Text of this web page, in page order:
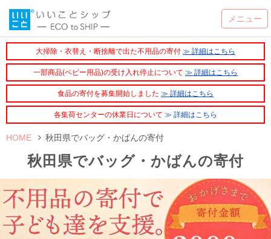
大掃除・衣替え・断捨離で出た不用品の寄付 ≫ 詳細はこちら
一部商品(ベビー用品)の受け入れ停止について ≫ 詳細はこちら
食品の寄付を募集開始しました ≫ 詳細はこちら
各集荷センターの休業日について ≫ 詳細はこちら
HOME 秋田県でバッグ・かばんの寄付
秋田県でバッグ・かばんの寄付